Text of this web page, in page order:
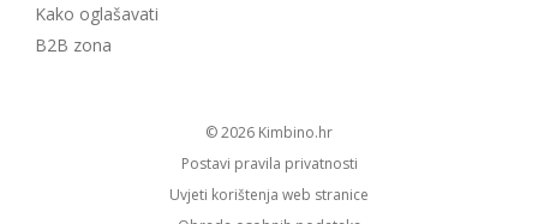
Kako oglašavati
B2B zona
© 2026
kimbino.hr
Postavi pravila privatnosti
Uvjeti korištenja web stranice